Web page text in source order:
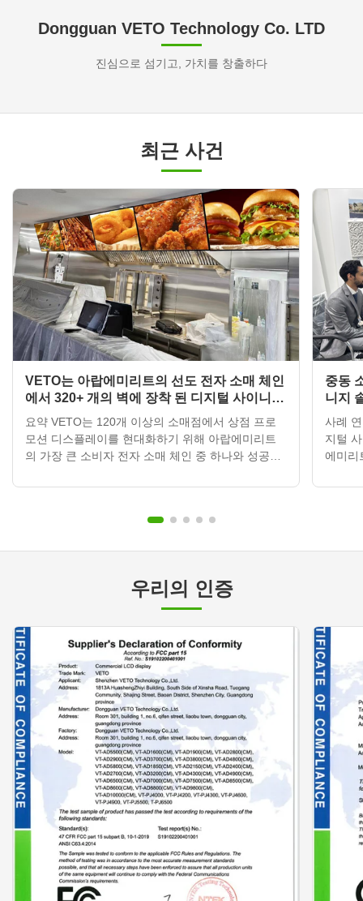
Dongguan VETO Technology Co. LTD
진심으로 섬기고, 가치를 창출하다
최근 사건
VETO는 아랍에미리트의 선도 전자 소매 체인
에서 320+ 개의 벽에 장착 된 디지털 사이니지
디스플레이를 배포합니다.
요약 VETO는 120개 이상의 소매점에서 상점 프로
모션 디스플레이를 현대화하기 위해 아랍에미리트
의 가장 큰 소비자 전자 소매 체인 중 하나와 성공적
관리 시스템과 통합된 320개 이상의 벽에 장착된 디
케팅 활동을 변화시켰고, 홍보 업데이트 시간을 3~5
동 전역에 120개 이상의 매장 프...
중동
니지
사례
지털
에미리
비용이
우리의 인증